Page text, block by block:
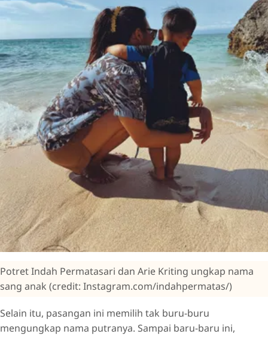
Potret Indah Permatasari dan Arie Kriting ungkap nama
sang anak (credit: Instagram.com/indahpermatas/)
Selain itu, pasangan ini memilih tak buru-buru
mengungkap nama putranya. Sampai baru-baru ini,